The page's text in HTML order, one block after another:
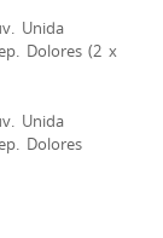
(2 x
Dolores